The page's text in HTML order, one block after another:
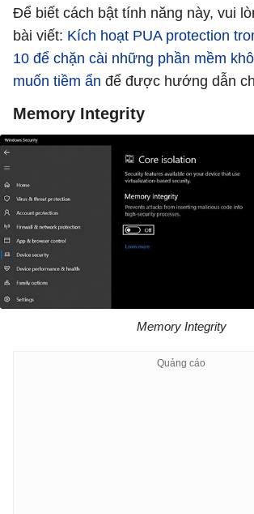
Để biết cách bật tính năng này, vui
bài viết: Kích hoạt PUA protection
10 để chặn cài những phần mềm
muốn tiềm ẩn để được hướng dẫn
Memory Integrity
Memory Integrity